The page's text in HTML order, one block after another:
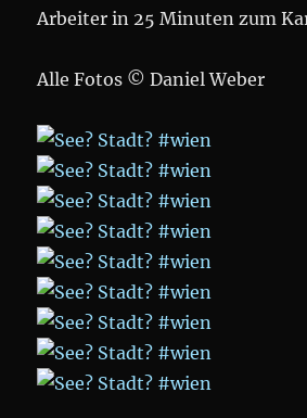
Arbeiter in 25 Minuten zum
Alle Fotos © Daniel Weber